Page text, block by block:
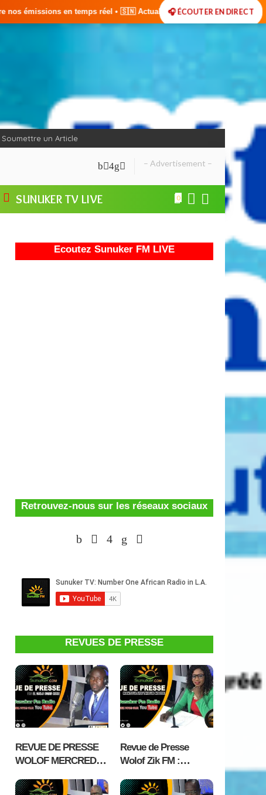
réel • 🇸🇳 Actualités du Sénégal • 🌍 Actualités🎧 ÉCOUTER EN DIRECT
Soumettre un Article
– Advertisement –
SUNUKER TV LIVE 0
Ecoutez Sunuker FM LIVE
Retrouvez-nous sur les réseaux sociaux
REVUES DE PRESSE
REVUE DE PRESSE
WOLOF MERCREDI
EL HADJI OMAR
Revue de Presse
Wolof Zik FM :
avec Mantoulaye